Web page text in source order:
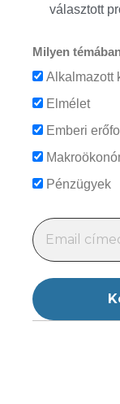
választott
Milyen
Alkalmazott
Elmélet
Emberi
Pénzügyek